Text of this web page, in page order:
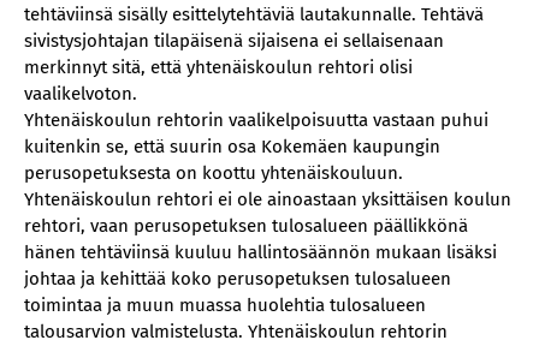
tehtäviinsä sisälly esittelytehtäviä lautakunnalle. Tehtävä
sivistysjohtajan tilapäisenä sijaisena ei sellaisenaan
merkinnyt sitä, että yhtenäiskoulun rehtori olisi
vaalikelvoton.
Yhtenäiskoulun rehtorin vaalikelpoisuutta vastaan puhui
kuitenkin se, että suurin osa Kokemäen kaupungin
perusopetuksesta on koottu yhtenäiskouluun.
Yhtenäiskoulun rehtori ei ole ainoastaan yksittäisen koulun
rehtori, vaan perusopetuksen tulosalueen päällikkönä
hänen tehtäviinsä kuuluu hallintosäännön mukaan lisäksi
johtaa ja kehittää koko perusopetuksen tulosalueen
toimintaa ja muun muassa huolehtia tulosalueen
talousarvion valmistelusta. Yhtenäiskoulun rehtorin